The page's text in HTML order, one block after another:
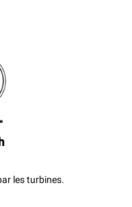
de l'énergie
à partir de sources
hebdomadaires
(42 semaines/an) :
nettoyage rapide
les turbines.